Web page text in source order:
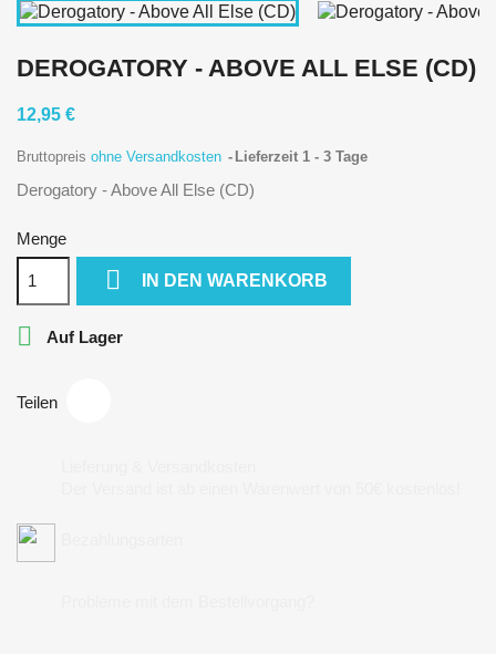
DEROGATORY - ABOVE ALL ELSE (CD)
12,95 €
Bruttopreis ohne Versandkosten Lieferzeit 1 - 3 Tage
Derogatory - Above All Else (CD)
Menge
 IN DEN WARENKORB
 Auf Lager
Teilen